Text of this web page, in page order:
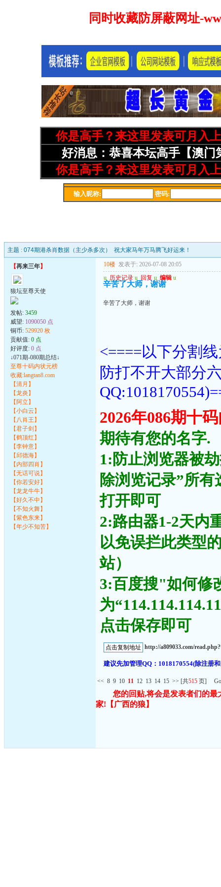
主题 : 074期港杀肖数据（主少杀多次） 祝大家马年万马腾飞好运来！
【再来三年】
狼坛至尊天使
发帖: 3459
威望: 1090050 点
铜币: 529920 枚
贡献值: 0 点
好评度: 0 点
↓071期-080期总结↓
至尊十码内状元榜
收藏:langtan8.com
【清月】
【龙炎】
【阿立】
【小白云】
【八肖王】
【君子剑】
【鹤顶红】
【李钟意】
【邱德海】
【内部四肖】
【无话可说】
【你若安好】
【龙龙牛牛】
【好久不中】
【不知火舞】
【紫色东来】
【年少不知苦】
10楼 发表于: 2026-07-08 20:05
u 历史记录 u 回复 u 编辑 u
辛苦了大师，谢谢
辛苦了大师，谢谢
<====以下分割
防打不开大部分
2026年086期十
期待有您的名字.
1:防止浏览器被
除浏览记录”所
打开即可
2:路由器1-2天内
以免误拦此类型
站）
3:百度搜"如何修
为
点击保存即可
http://a809033.com/
建议先加管理QQ：1018170554(除注册
<< 8 9 10 11 12 13 14 15 >> [共515 页]
您的回贴,将会是发表者们的
家! 【广西的狼】